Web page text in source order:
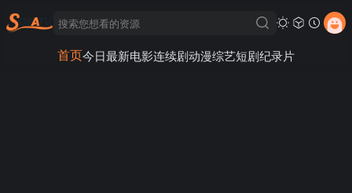
首页今日最新电影连续剧动漫综艺短剧纪录片